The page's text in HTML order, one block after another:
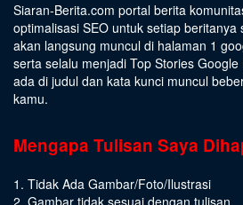
Siaran-Berita.com portal berita
optimalisasi SEO untuk setiap beritanya
akan langsung muncul di halaman 1
serta selalu menjadi Top Stories
ada di judul dan kata kunci muncul
kamu.
Mengapa Tulisan Saya
1. Tidak Ada Gambar/Foto/Ilustrasi